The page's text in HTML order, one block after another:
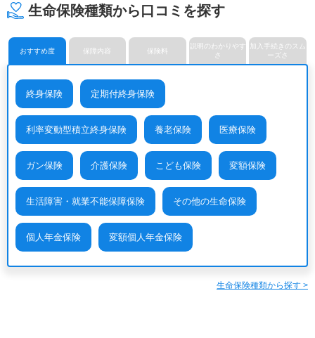
みどり生命保険株式会社 明治安田生命保険相互会社
メットライフ生命保険株式会
メディケア生命保険株式会社 楽天生命保険株式会社
生命保険種類から口コミを探す
おすすめ度 保障内容 保険料
説明のわかりやす
さ
加入手続きのスム
ーズさ
終身保険 定期付終身保険
利率変動型積立終身保険 養老保険 医療保険
ガン保険 介護保険 こども保険 変額保険
生活障害・就業不能保障保険 その他の生命保険
個人年金保険 変額個人年金保険
生命保険種類から探す >